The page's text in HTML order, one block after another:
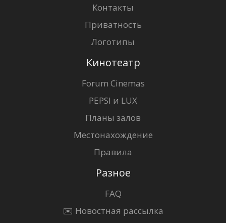
Контакты
Приватность
Логотипы
Кинотеатр
Forum Cinemas
PEPSI и LUX
Планы залов
Местонахождение
Правила
Разное
FAQ
✉️ Новостная рассылка